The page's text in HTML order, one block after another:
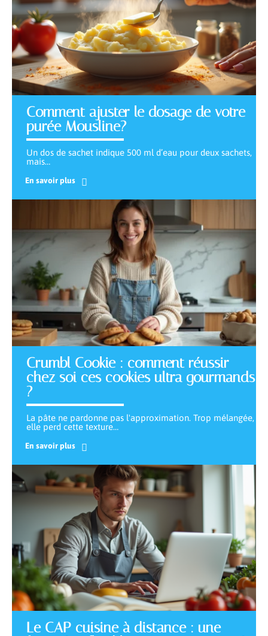
Comment ajuster le dosage de votre
purée Mousline?
Un dos de sachet indique 500 ml d’eau pour deux sachets,
mais…
En savoir plus
Crumbl Cookie : comment réussir
chez soi ces cookies ultra gourmands
?
La pâte ne pardonne pas l'approximation. Trop mélangée,
elle perd cette texture…
En savoir plus
Le CAP cuisine à distance : une